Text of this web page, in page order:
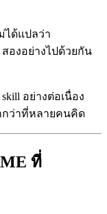
ได้แปลว่า
สองอย่างไปด้วยกัน
อย่างต่อเนื่อง
กว่าที่หลายคนคิด
ที่